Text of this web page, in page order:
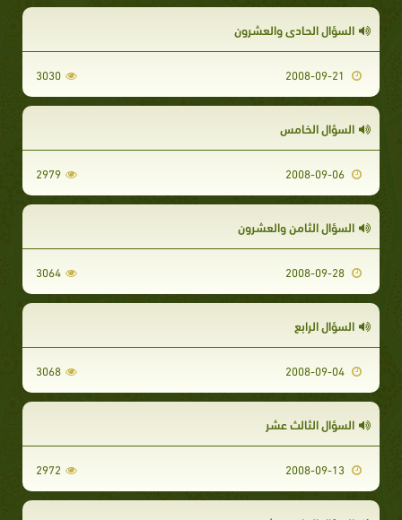
السؤال الحادى والعشرون
3030
السؤال الخامس
2979
السؤال الثامن والعشرون
3064
السؤال الرابع
3068
السؤال الثالث عشر
2972